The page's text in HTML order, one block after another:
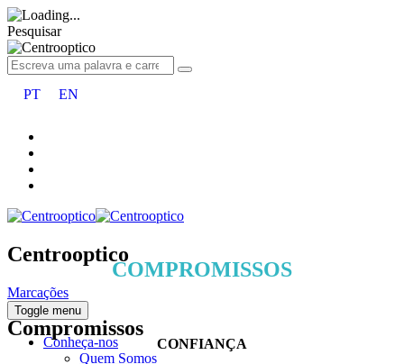
Pesquisar
PT EN
Centrooptico
Marcações
Toggle menu
Conheça-nos
Quem Somos
Compromissos
COMPROMISSOS
CONFIANÇA